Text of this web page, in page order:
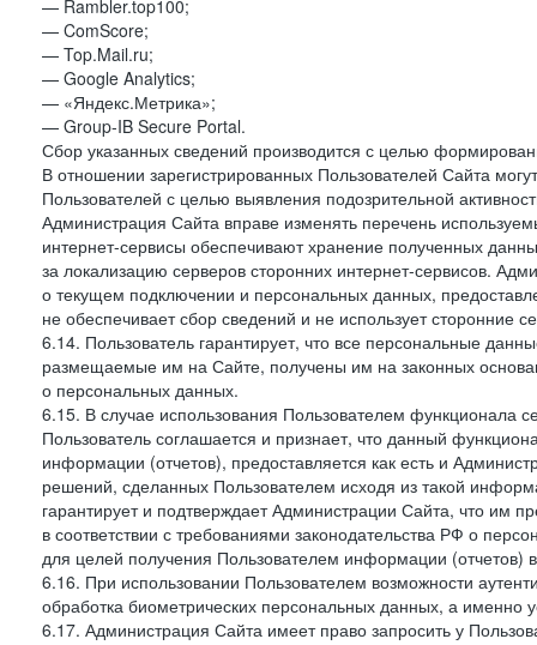
— Rambler.top100;
— ComScore;
— Top.Mail.ru;
— Google Analytics;
— «Яндекс.Метрика»;
— Group-IB Secure Portal.
Сбор указанных сведений производится с целью
В отношении зарегистрированных Пользователей Сайта
Пользователей с целью выявления подозрительной
Администрация Сайта вправе изменять перечень
интернет-сервисы обеспечивают хранение полученных
за локализацию серверов сторонних интернет-сервисов.
о текущем подключении и персональных данных,
не обеспечивает сбор сведений и не использует
6.14. Пользователь гарантирует, что все персональные
размещаемые им на Сайте, получены им на законных
о персональных данных.
6.15. В случае использования Пользователем функционала
Пользователь соглашается и признает, что данный
информации (отчетов), предоставляется как есть и
решений, сделанных Пользователем исходя из такой
гарантирует и подтверждает Администрации Сайта, что им
в соответствии с требованиями законодательства РФ о
для целей получения Пользователем информации (отчетов)
6.16. При использовании Пользователем возможности
обработка биометрических персональных данных, а именно
6.17. Администрация Сайта имеет право запросить у